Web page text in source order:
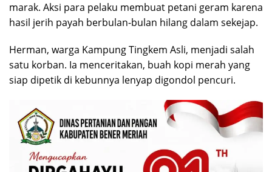
marak. Aksi para pelaku membuat petani geram karena
hasil jerih payah berbulan-bulan hilang dalam sekejap.
Herman, warga Kampung Tingkem Asli, menjadi salah
satu korban. Ia menceritakan, buah kopi merah yang
siap dipetik di kebunnya lenyap digondol pencuri.